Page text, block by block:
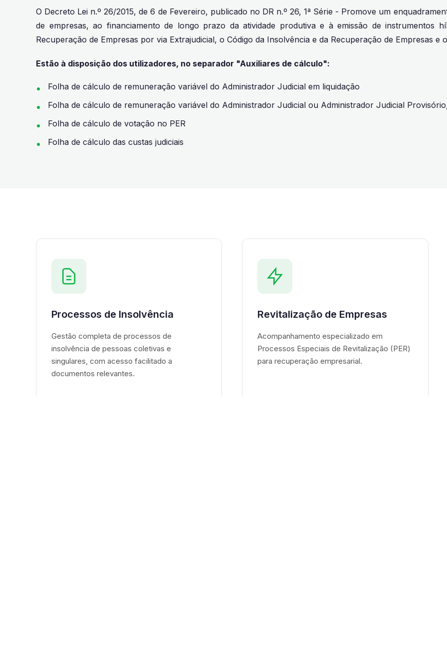
O Decreto Lei n.º 26/2015, de 6 de Fevereiro, publicado no DR n.º 26, 1ª Série - Promove um
de empresas, ao financiamento de longo prazo da atividade produtiva e à emissão de instrumentos
Recuperação de Empresas por via Extrajudicial, o Código da Insolvência e da Recuperação de Empresas e
Estão à disposição dos utilizadores, no separador "Auxiliares de cálculo":
Folha de cálculo de remuneração variável do Administrador Judicial em liquidação
Folha de cálculo de remuneração variável do Administrador Judicial ou Administrador Judicial
Folha de cálculo de votação no PER
Folha de cálculo das custas judiciais
Processos de Insolvência
Gestão completa de processos de
insolvência de pessoas coletivas e
singulares, com acesso facilitado a
documentos relevantes.
Revitalização de Empresas
Acompanhamento especializado em
Processos Especiais de Revitalização (PER)
para recuperação empresarial.